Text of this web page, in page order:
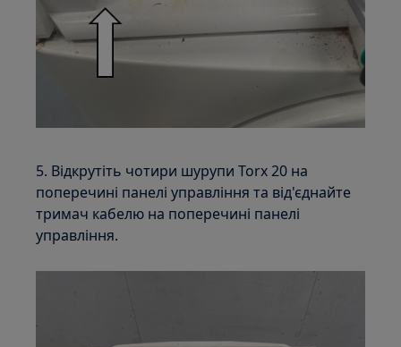
5. Відкрутіть чотири шурупи Torx 20 на
поперечині панелі управління та від'єднайте
тримач кабелю на поперечині панелі
управління.